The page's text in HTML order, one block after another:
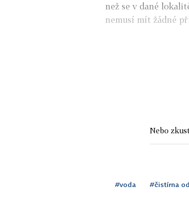
než se v dané
nemusí mít žádné
Nebo
#voda #čistírna